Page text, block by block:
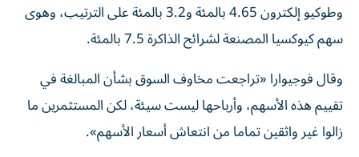
وطوكيو إلكترون 4.65 بالمئة و3.2 بالمئة على ⁠الترتيب، وهوى
سهم كيوكسيا المصنعة لشرائح الذاكرة 7.5 بالمئة.
وقال فوجيوارا «تراجعت مخاوف السوق بشأن المبالغة في
تقييم هذه الأسهم، وأرباحها ليست ​سيئة، لكن ‌المستثمرين ما
زالوا غير واثقين تماما من انتعاش أسعار ‌الأسهم».